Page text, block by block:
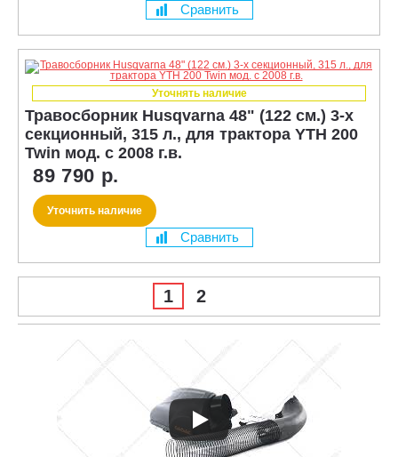
Сравнить
Уточнять наличие
Травосборник Husqvarna 48" (122 см.) 3-х
секционный, 315 л., для трактора YTH 200
Twin мод. с 2008 г.в.
89 790 р.
Уточнить наличие
Сравнить
1 2